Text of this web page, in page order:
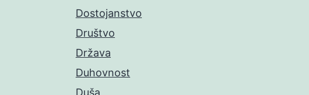
Dostojanstvo
Društvo
Država
Duhovnost
Duša